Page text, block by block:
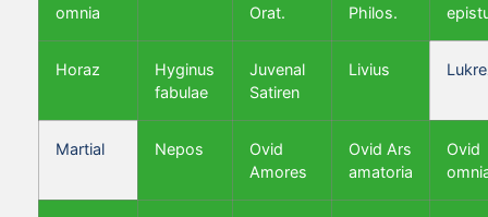
omnia
Orat.
Philos.
Horaz
Hyginus
fabulae
Juvenal
Satiren
Livius
Martial Nepos
Ovid
Amores
Ovid Ars
amatoria
Ovid